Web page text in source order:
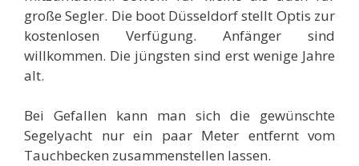
große Segler. Die boot Düsseldorf stellt Optis zur
kostenlosen Verfügung. Anfänger sind
willkommen. Die jüngsten sind erst wenige Jahre
alt.
Bei Gefallen kann man sich die gewünschte
Segelyacht nur ein paar Meter entfernt vom
Tauchbecken zusammenstellen lassen.